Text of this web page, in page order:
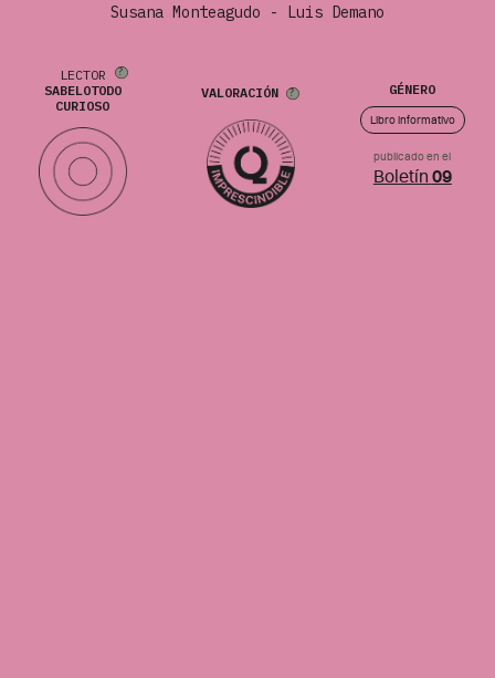
Susana Monteagudo - Luis Demano
LECTOR
SABELOTODO
CURIOSO
VALORACIÓN GÉNERO
Libro informativo
publicado en el
Boletín 09